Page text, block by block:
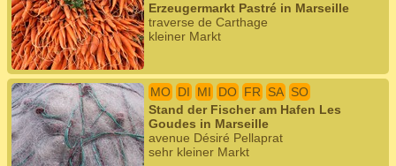
Erzeugermarkt Pastré in Marseille
traverse de Carthage
kleiner Markt
MO DI MI DO FR SA SO
Stand der Fischer am Hafen Les
Goudes in Marseille
avenue Désiré Pellaprat
sehr kleiner Markt